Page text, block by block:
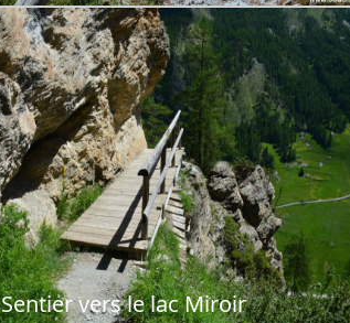
Sentier vers le lac Miroir